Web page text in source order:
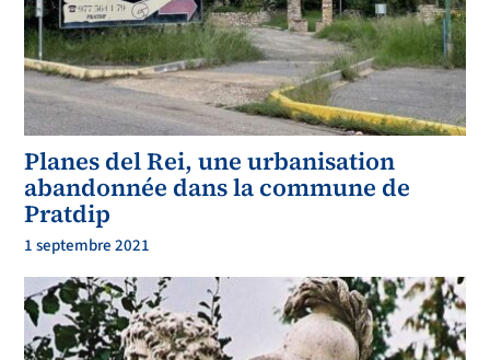
BLOC IMPREVISTOS
Import
imprevisots
15.000,00 €
TOTAL IMPREVISTOS
15.000,00 €
TOTAL PRESSUPOST
103.000,00 €
-
DEL PAU-4, URBANITZACIÓ PLANES DEL REI, DE PRATDIP
TÍTULO PRIMERO.-
DISPOSICIONES GENERALES
Artículo 1.- Denominación
1.- La entidad se denominará “Asociació n Administrativa de Cooperación del
PAU-4 Planes del Rei”.
Planes del Rei, une urbanisation
abandonnée dans la commune de
Pratdip
1 septembre 2021